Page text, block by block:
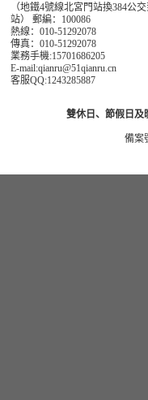
（地鐵4號線北宮門站換384公
站） 郵編：100086
熱線：010-51292078
傳真：010-51292078
業務手機:15701686205
E-mail:qianru@51qianru.cn
客服QQ:1243285887
雙休日、節假日及
備案